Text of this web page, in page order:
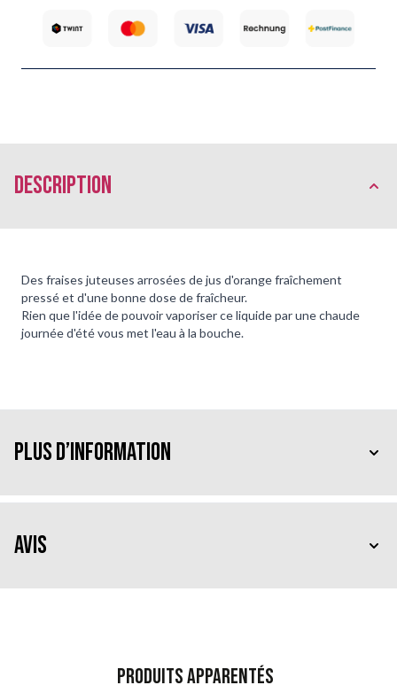
Description
Des fraises juteuses arrosées de jus d'orange fraîchement
pressé et d'une bonne dose de fraîcheur.
Rien que l'idée de pouvoir vaporiser ce liquide par une chaude
journée d'été vous met l'eau à la bouche.
Plus d’information
Avis
Produits apparentés